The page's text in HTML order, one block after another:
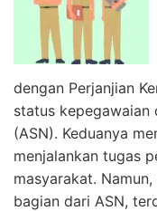
dengan Perjanjian
status kepegawaian
(ASN). Keduanya
menjalankan tugas
masyarakat.
bagian dari ASN,